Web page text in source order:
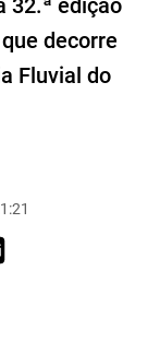
32.ª edição
decorre
Fluvial do